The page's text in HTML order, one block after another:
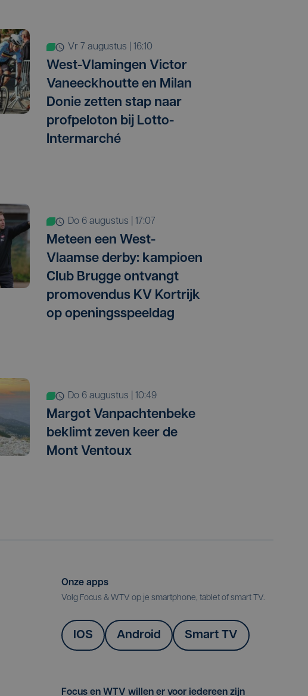
vr 7 augustus | 16:10
West-Vlamingen Victor
Vaneeckhoutte en Milan
Donie zetten stap naar
profpeloton bij Lotto-
Intermarché
do 6 augustus | 17:07
Meteen een West-
Vlaamse derby: kampioen
Club Brugge ontvangt
promovendus KV Kortrijk
op openingsspeeldag
do 6 augustus | 10:49
Margot Vanpachtenbeke
beklimt zeven keer de
Mont Ventoux
Onze apps
Volg Focus & WTV op je smartphone, tablet of smart TV.
IOS Android Smart TV
Focus en WTV willen er voor iedereen zijn